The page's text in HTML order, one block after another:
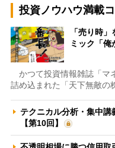
投資ノウハウ満載
「売り時
ミック「俺
かつて投資情報雑誌「マ
詰め込まれた「天下無敵の
テクニカル分析・集中
【第10回】